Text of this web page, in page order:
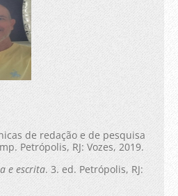
de redação e de pesquisa
Petrópolis, RJ: Vozes, 2019.
e escrita. 3. ed. Petrópolis, RJ: